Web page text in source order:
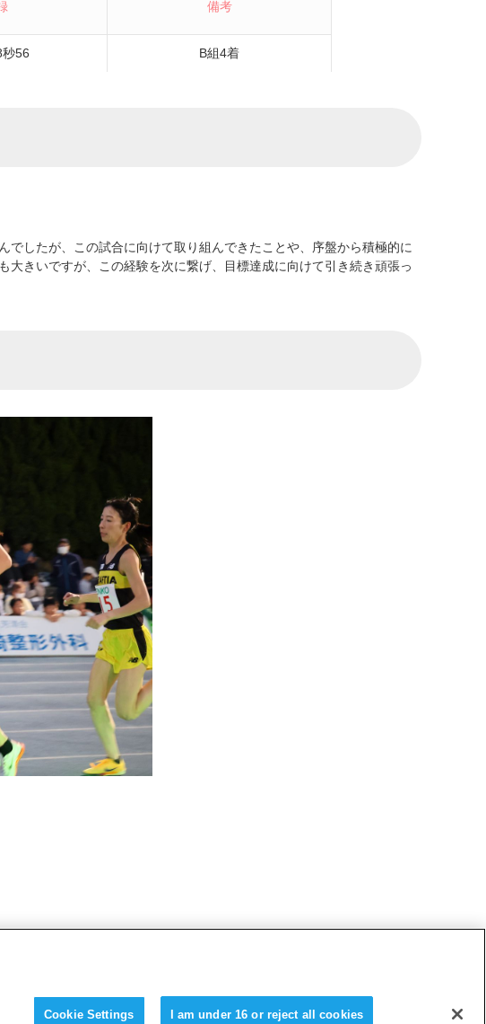
備考
56 B組4着
したが、この試合に向けて取り組んできたことや、序盤から積極的に
きいですが、この経験を次に繋げ、目標達成に向けて引き続き頑張っ
Cookie Settings I am under 16 or reject all cookies